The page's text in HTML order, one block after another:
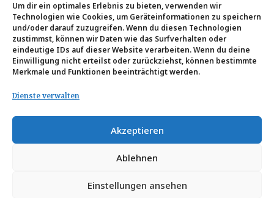
Um dir ein optimales Erlebnis zu bieten, verwenden wir
Technologien wie Cookies, um Geräteinformationen zu speichern
und/oder darauf zuzugreifen. Wenn du diesen Technologien
zustimmst, können wir Daten wie das Surfverhalten oder
eindeutige IDs auf dieser Website verarbeiten. Wenn du deine
Einwilligung nicht erteilst oder zurückziehst, können bestimmte
Merkmale und Funktionen beeinträchtigt werden.
Dienste verwalten
Akzeptieren
Ablehnen
Einstellungen ansehen
moderne Zahnmedizin
Leistungen
Angstpatienten
Ästhetik
Über uns
Datenschutzerklärung
Cookie-Richtlinie (EU)
Impressum